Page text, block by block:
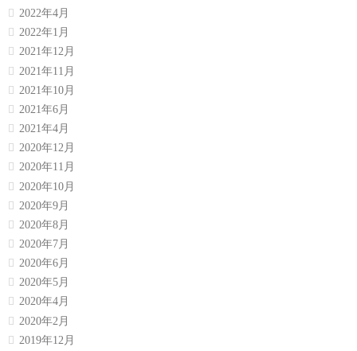
2022年4月
2022年1月
2021年12月
2021年11月
2021年10月
2021年6月
2021年4月
2020年12月
2020年11月
2020年10月
2020年9月
2020年8月
2020年7月
2020年6月
2020年5月
2020年4月
2020年2月
2019年12月